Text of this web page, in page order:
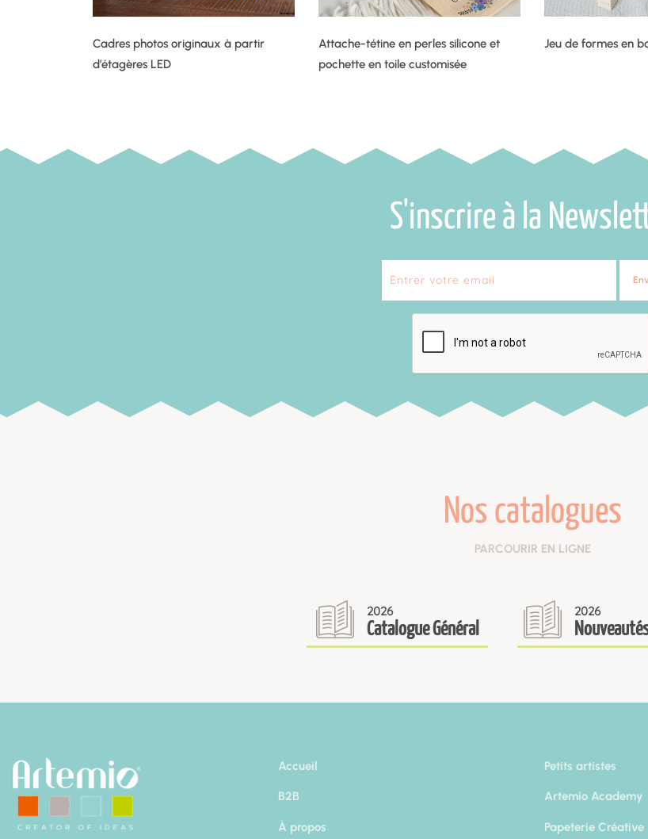
Cadres photos originaux à partir
d’étagères LED
Attache-tétine en perles silicone et
pochette en toile customisée
Jeu de formes en
S'inscrire à la
Nos catalogues
PARCOURIR EN LIGNE
2026
Catalogue Général
2026
Accueil
B2B
À propos
Petits artistes
Artemio Academy
Papeterie Créative